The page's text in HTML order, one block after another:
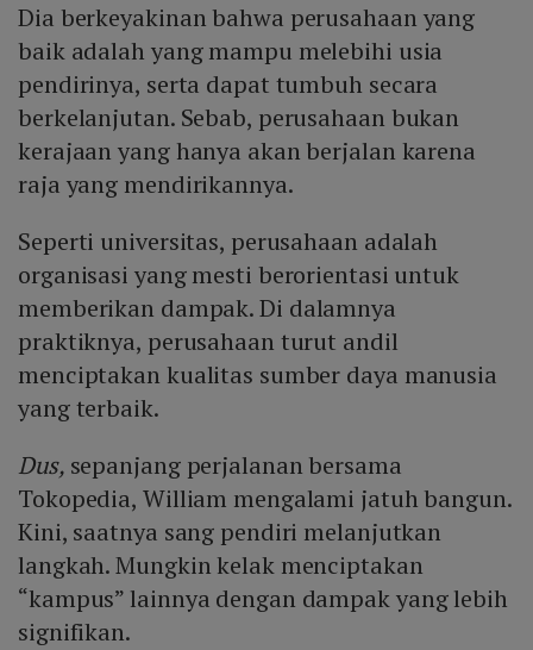
Dia berkeyakinan bahwa perusahaan yang
baik adalah yang mampu melebihi usia
pendirinya, serta dapat tumbuh secara
berkelanjutan. Sebab, perusahaan bukan
kerajaan yang hanya akan berjalan karena
raja yang mendirikannya.
Seperti universitas, perusahaan adalah
organisasi yang mesti berorientasi untuk
memberikan dampak. Di dalamnya
praktiknya, perusahaan turut andil
menciptakan kualitas sumber daya manusia
yang terbaik.
Dus, sepanjang perjalanan bersama
Tokopedia, William mengalami jatuh bangun.
Kini, saatnya sang pendiri melanjutkan
langkah. Mungkin kelak menciptakan
“kampus” lainnya dengan dampak yang lebih
signifikan.